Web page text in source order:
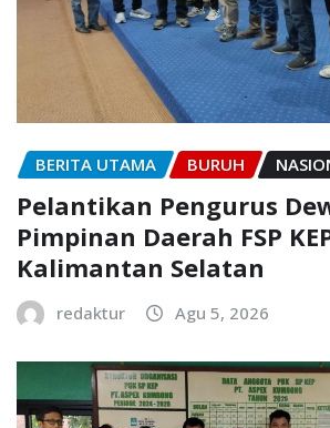
BERITA UTAMA BURUH
Pelantikan Pengurus
Pimpinan Daerah FSP
Kalimantan Selatan
redaktur Agu 5, 2026